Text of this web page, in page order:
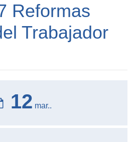
Reformas
Trabajador
12 mar..